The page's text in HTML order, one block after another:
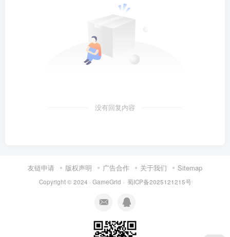
没有回复内容
友链申请 版权声明 广告合作 关于我们 Sitemap
Copyright © 2024 · GameGrid · 蜀ICP备2025121215号